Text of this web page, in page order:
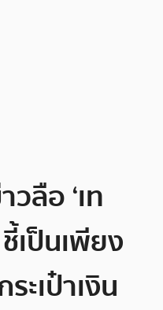
ลือ ‘เท
เป็นเพียง
ะเป๋าเงิน